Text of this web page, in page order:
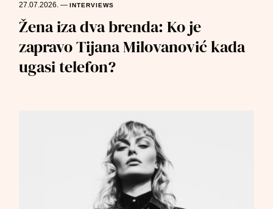
27.07.2026.— INTERVIEWS
Žena iza dva brenda: Ko je
zapravo Tijana Milovanović kada
ugasi telefon?